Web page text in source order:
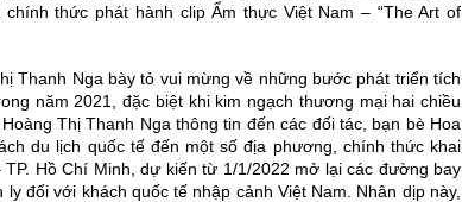
thức phát hành clip Ẩm thực Việt Nam – “The Art of
Thanh Nga bày tỏ vui mừng về những bước phát triển tích
năm 2021, đặc biệt khi kim ngạch thương mại hai chiều
Thị Thanh Nga thông tin đến các đối tác, bạn bè Hoa
du lịch quốc tế đến một số địa phương, chính thức khai
Hồ Chí Minh, dự kiến từ 1/1/2022 mở lại các đường bay
đối với khách quốc tế nhập cảnh Việt Nam. Nhân dịp này,